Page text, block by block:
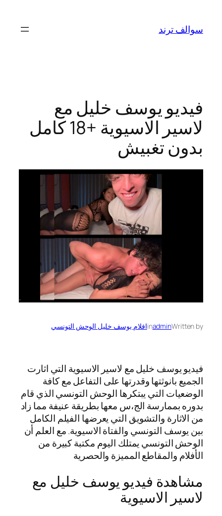
المحتوى
سوالف ترند
فيديو يوسف خليل مع
لاسير الاسيوية +18 كامل
بدون تغبيش
Written by
admin
inافلام يوسف خليل الوحش التونسي
فيديو يوسف خليل مع لاسير الاسيوية التي اثارت
الجميع بانوثتها وقدرتها على التفاعل مع كافة
الوضعيات التي يبتكرها الوحش التونسي الذي قام
بدوره بممارسة الج،س معها بطريقة عنيفة مما زاد
من الاثارة والتشويق التي يعرضها الفيلم الكامل
بين يوسف التونسي والفتاة الاسيوية. مع العلم أن
الوحش التونسي يمتلك اليوم مكتبة كبيرة من
الأفلام والمقاطع المميزة والحصرية
مشاهدة فيديو يوسف خليل مع
لاسير الاسيوية